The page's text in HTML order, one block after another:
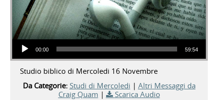
Audio Player
00:00 59:54
Studio biblico di Mercoledi 16 Novembre
Da Categorie: Studi di Mercoledi | Altri Messaggi da
Craig Quam | Scarica Audio